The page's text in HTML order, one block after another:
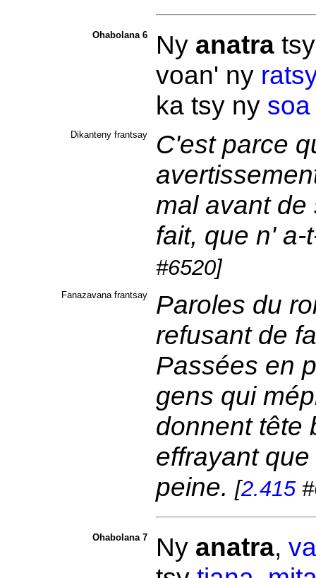
Ohabolana 6 Ny anatra
voan' ny
ka tsy ny soa
Dikanteny frantsay
C'est parce
mal avant de
fait, que n'
#6520]
Fanazavana frantsay
Paroles du
refusant de
Passées en
gens qui
donnent tête
effrayant
peine. [2.415
Ohabolana 7 Ny anatra,